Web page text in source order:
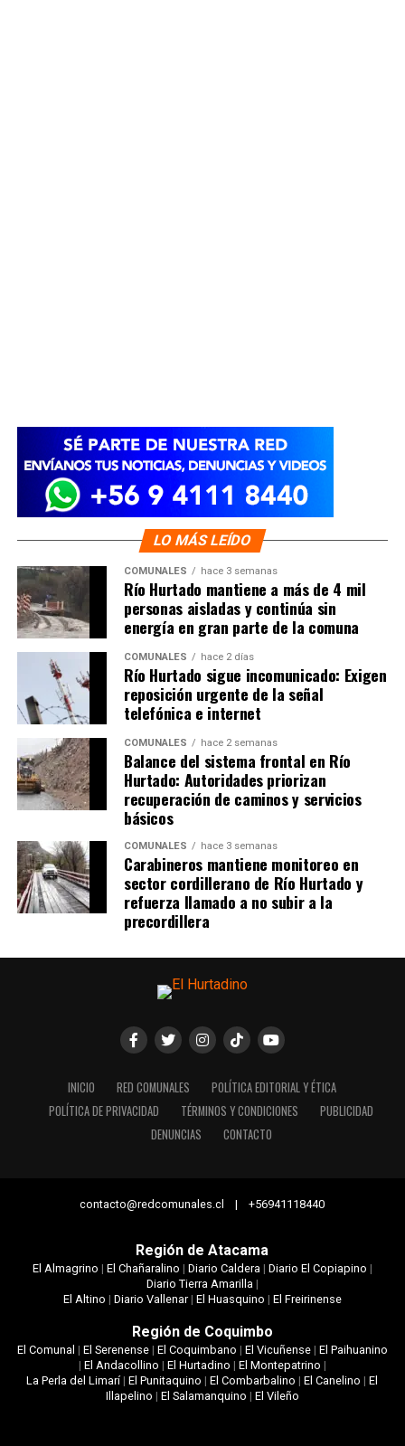
LO MÁS LEÍDO
COMUNALES hace 3 semanas
Río Hurtado mantiene a más de 4 mil
personas aisladas y continúa sin
energía en gran parte de la comuna
COMUNALES hace 2 días
Río Hurtado sigue incomunicado: Exigen
reposición urgente de la señal
telefónica e internet
COMUNALES hace 2 semanas
Balance del sistema frontal en Río
Hurtado: Autoridades priorizan
recuperación de caminos y servicios
básicos
COMUNALES hace 3 semanas
Carabineros mantiene monitoreo en
sector cordillerano de Río Hurtado y
refuerza llamado a no subir a la
precordillera
INICIO RED COMUNALES
POLÍTICA EDITORIAL Y ÉTICA
POLÍTICA DE PRIVACIDAD
TÉRMINOS Y CONDICIONES
PUBLICIDAD
DENUNCIAS
CONTACTO
contacto@redcomunales.cl | +56941118440
Región de Atacama
El Almagrino | El Chañaralino | Diario Caldera| Diario El Copiapino |
Diario Tierra Amarilla|
El Altino | Diario Vallenar| El Huasquino | El Freirinense
Región de Coquimbo
El Comunal | El Serenense| El Coquimbano | El Vicuñense| El Paihuanino
| El Andacollino | El Hurtadino | El Montepatrino |
La Perla del Limarí|El Punitaquino |El Combarbalino |El Canelino |El
Illapelino | El Salamanquino | El Vileño